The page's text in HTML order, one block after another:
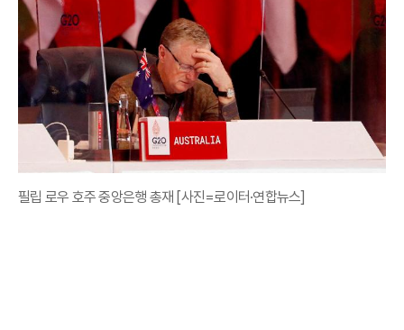
필립 로우 호주 중앙은행 총재 [사진=로이터·연합뉴스]